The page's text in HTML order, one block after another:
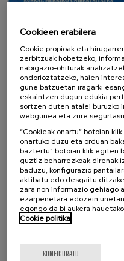
XIII Edizioa 1994
Fundazioa
Historia pixka bat
Ricardo Echepare
Antolaketa
Gurekin lan egin
Cookieen erabilera
Cookie propioak eta
zerbitzuak hobetzeko,
nabigazio-ohiturak
ondorioztatzeko, haien
gune batzuetan iragarki
eskaintzen dugun edukia
sortzen duten atalei buruzko
webgunea eta zure
“Cookieak onartu” botoian
onartuko duzu eta orduan
baztertu” botoian klik egiten
guztiz beharrezkoak direnak
baduzu, konfigurazio
aktibatu edo desgaitu
zara non informazio gehiago
ezarpenetara edozein
egongo da bi aukera
Cookie politika
KONFIGURATU